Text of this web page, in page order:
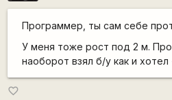
Программер, ты сам себе
У меня тоже рост под 2 м.
наоборот взял б/у как и
favorite_border